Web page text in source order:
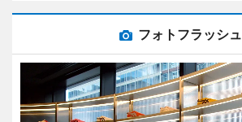
フォトフラッシュ